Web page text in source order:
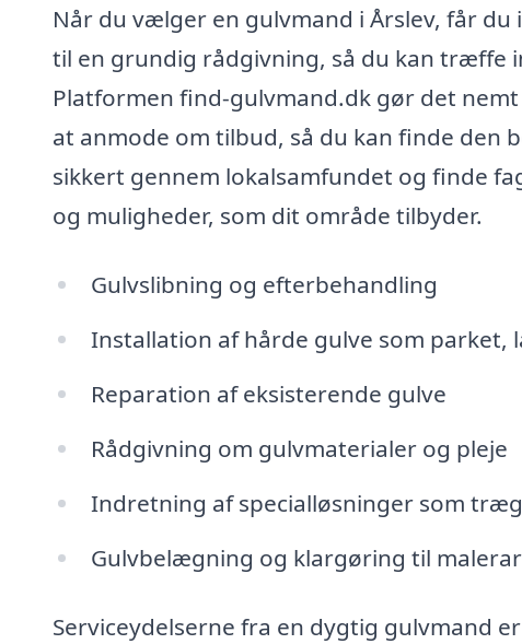
Når du vælger en gulvmand i Årslev, får
til en grundig rådgivning, så du kan træffe
Platformen find-gulvmand.dk gør det
at anmode om tilbud, så du kan finde den
sikkert gennem lokalsamfundet og finde
og muligheder, som dit område tilbyder.
Gulvslibning og efterbehandling
Installation af hårde gulve som parket,
Reparation af eksisterende gulve
Rådgivning om gulvmaterialer og pleje
Indretning af specialløsninger som
Gulvbelægning og klargøring til
Serviceydelserne fra en dygtig gulvmand